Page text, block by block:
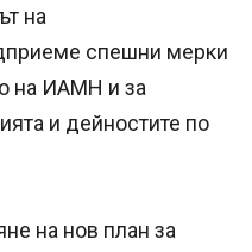
на
спешни мерки
на ИАМН и за
и дейностите по
на нов план за